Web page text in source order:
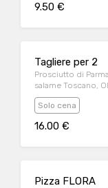
9.50 €
Tagliere per 2
Prosciutto di
salame Toscano,
focaccia pane
Solo cena
16.00 €
Pizza FLORA